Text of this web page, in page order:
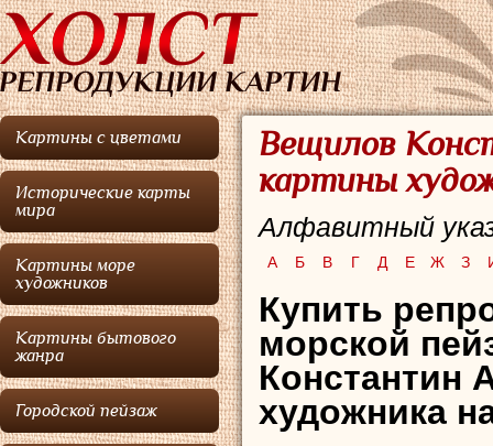
Картины с цветами
Исторические карты
мира
Картины море
художников
Картины бытового
жанра
Городской пейзаж
Вещилов
картины
Алфавитный
А Б В Г Д Е Ж З
Купить
морской
Константин
художника